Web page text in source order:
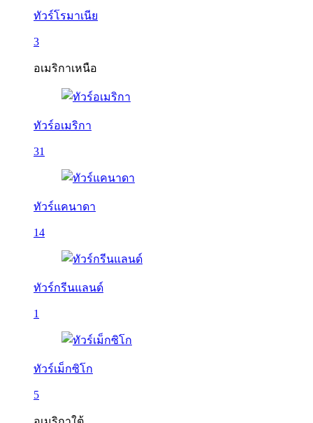
ทัวร์โรมาเนีย
3
อเมริกาเหนือ
ทัวร์อเมริกา
31
ทัวร์แคนาดา
14
ทัวร์กรีนแลนด์
1
ทัวร์เม็กซิโก
5